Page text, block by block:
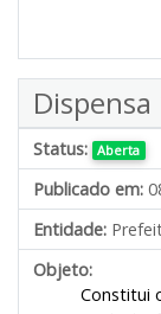
Status: Aberta
Publicado em:
Entidade:
Objeto:
Constitui